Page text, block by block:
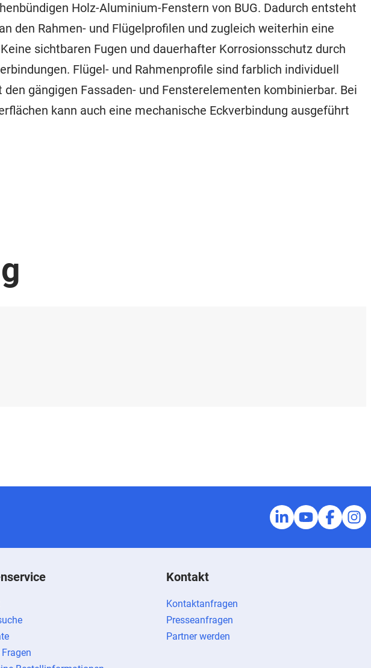
Holz-Aluminium-Fenstern von BUG. Dadurch entsteht
den Rahmen- und Flügelprofilen und zugleich weiterhin eine
sichtbaren Fugen und dauerhafter Korrosionsschutz durch
Flügel- und Rahmenprofile sind farblich individuell
gängigen Fassaden- und Fensterelementen kombinierbar. Bei
kann auch eine mechanische Eckverbindung ausgeführt
Kontakt
Kontaktanfragen
Presseanfragen
Partner werden